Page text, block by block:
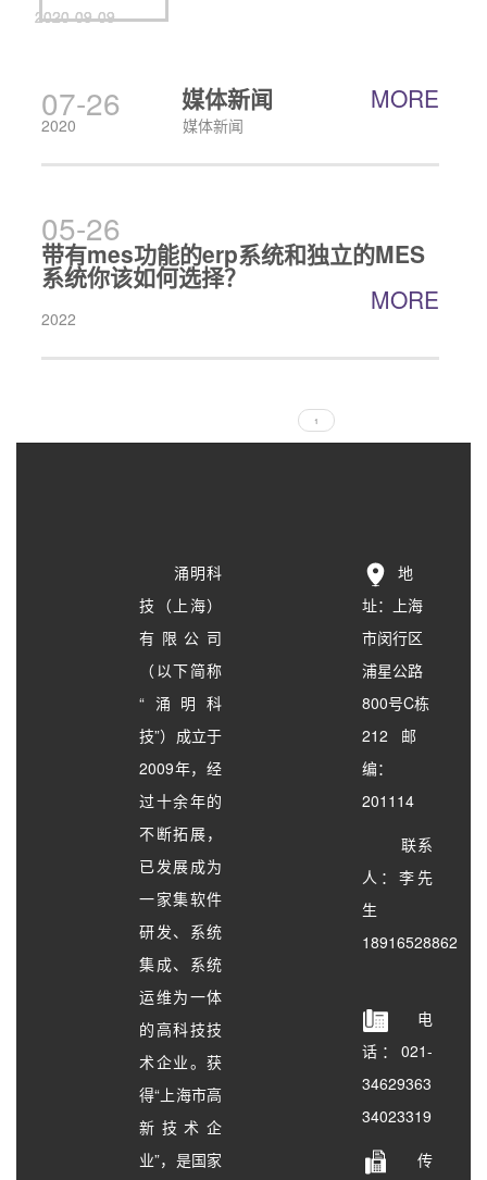
2020-09-09
2020-09-09
2020-09-09
07-26 媒体新闻 MORE
2020 媒体新闻
05-26
带有mes功能的erp系统和独立的MES
系统你该如何选择？
MORE
2022
1
涌明科
技（上海）
有限公司
（以下简称
“涌明科
技”）成立于
2009年，经
过十余年的
不断拓展，
已发展成为
一家集软件
研发、系统
集成、系统
运维为一体
的高科技技
术企业。获
得“上海市高
新技术企
业”，是国家
地
址：上海
市闵行区
浦星公路
800号C栋
212 邮
编：
201114
联系
人：李先
生
18916528862
电
话：021-
34629363
34023319
传